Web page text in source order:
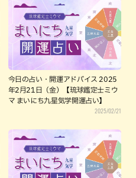
今日の占い・開運アドバイス 2025
年2月21日（金）【琉球鑑定士ミウ
マ まいにち九星気学開運占い】
2025/02/21